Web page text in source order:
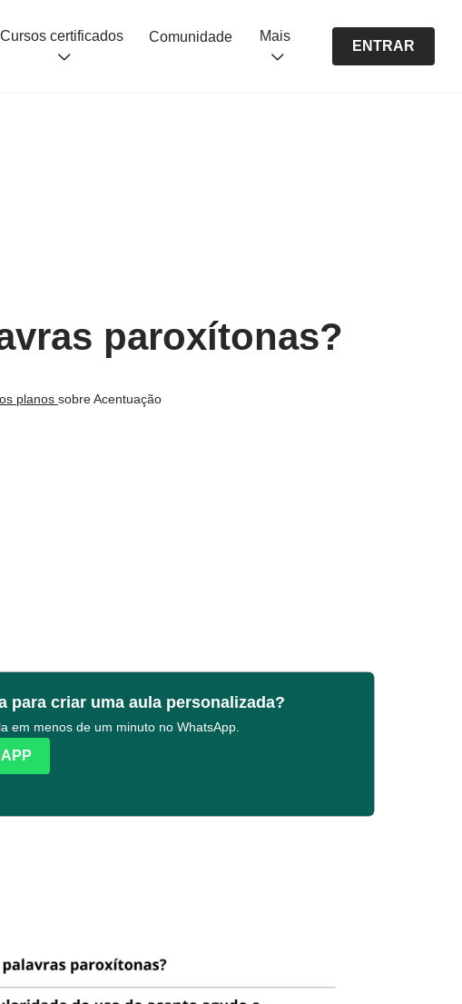
Cursos certificados Comunidade Mais
ENTRAR
paroxítonas?
planos sobre Acentuação
para criar uma aula personalizada?
em menos de um minuto no WhatsApp.